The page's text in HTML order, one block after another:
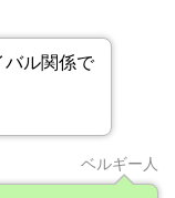
バル関係で
ベルギー人